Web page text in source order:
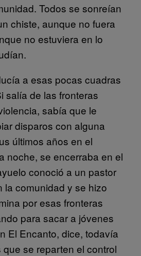
Todos se sonreían
chiste, aunque no fuera
no estuviera en lo
a esas pocas cuadras
salía de las fronteras
sabía que le
disparos con alguna
últimos años en el
noche, se encerraba en el
conoció a un pastor
la comunidad y se hizo
por esas fronteras
para sacar a jóvenes
El Encanto, dice, todavía
se reparten el control